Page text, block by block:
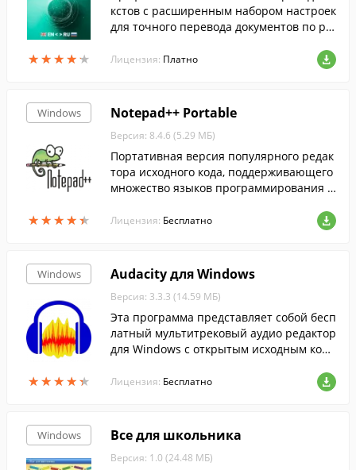
★★★★★
★★★★★
кстов с расширенным набором настроек
для точного перевода документов по ра
цузского, немецкого на русский язык и о
Лицензия: Платно
Windows
★★★★★
★★★★★
Notepad++ Portable
Версия: 8.4.6 (5.29 МБ)
Портативная версия популярного редак
тора исходного кода, поддерживающего
множество языков программирования и
Лицензия: Бесплатно
Windows
★★★★★
★★★★★
Audacity для Windows
Версия: 3.3.3 (14.59 МБ)
Эта программа представляет собой бесп
латный мультитрековый аудио редактор
для Windows с открытым исходным кодо
жкой плагинов....
Лицензия: Бесплатно
Windows Все для школьника
Версия: 1.0 (24.48 МБ)